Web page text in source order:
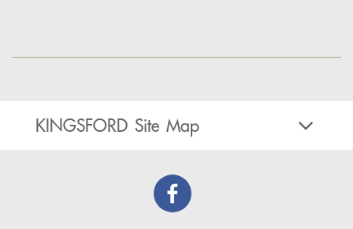
KINGSFORD Site Map